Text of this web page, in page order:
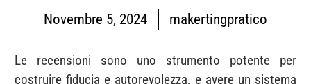
Novembre 5, 2024 makertingpratico
Le recensioni sono uno strumento potente per
costruire fiducia e autorevolezza, e avere un sistema